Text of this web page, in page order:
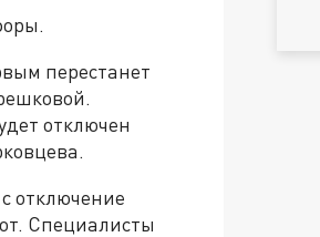
перестанет
отключен
отключение
Специалисты